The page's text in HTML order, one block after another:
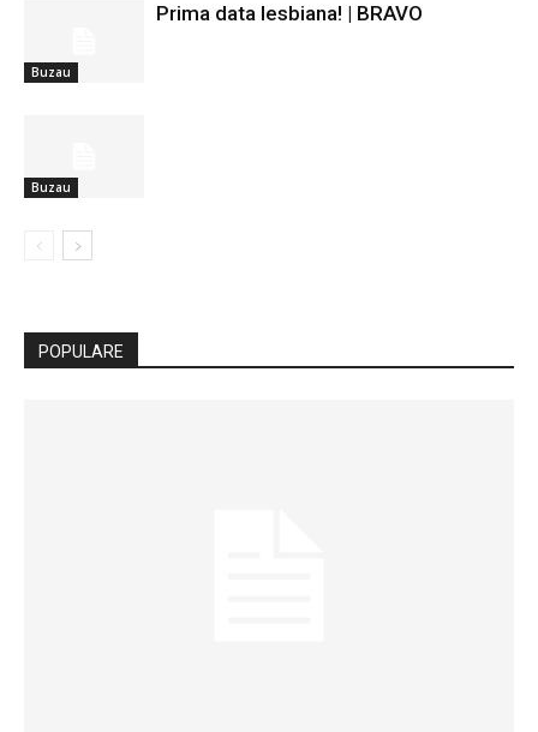
Buzau
Prima data lesbiana! | BRAVO
Buzau
POPULARE